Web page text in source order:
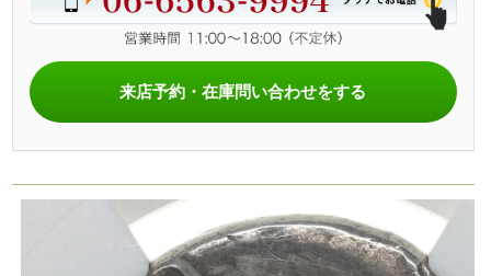
来店予約・在庫問い合わせをする